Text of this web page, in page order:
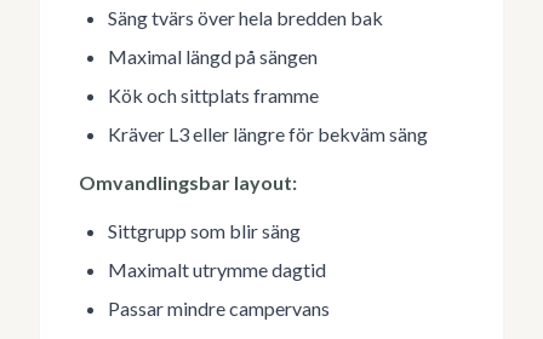
Säng tvärs över hela bredden bak
Maximal längd på sängen
Kök och sittplats framme
Kräver L3 eller längre för bekväm säng
Omvandlingsbar layout:
Sittgrupp som blir säng
Maximalt utrymme dagtid
Passar mindre campervans